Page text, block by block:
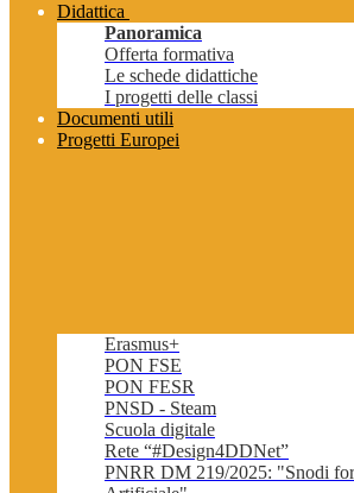
Didattica
Panoramica
Offerta formativa
Le schede didattiche
I progetti delle classi
Documenti utili
Progetti Europei
Erasmus+
PON FSE
PON FESR
PNSD - Steam
Scuola digitale
Rete “#Design4DDNet”
PNRR DM 219/2025: "Snodi